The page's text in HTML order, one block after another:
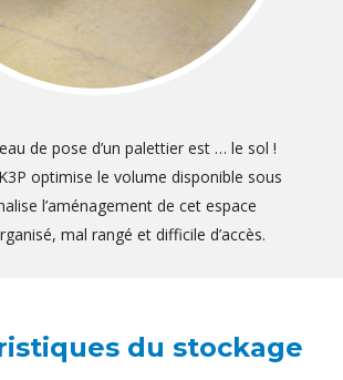
de pose d’un palettier est … le sol !
optimise le volume disponible sous
l’aménagement de cet espace
mal rangé et difficile d’accès.
du stockage